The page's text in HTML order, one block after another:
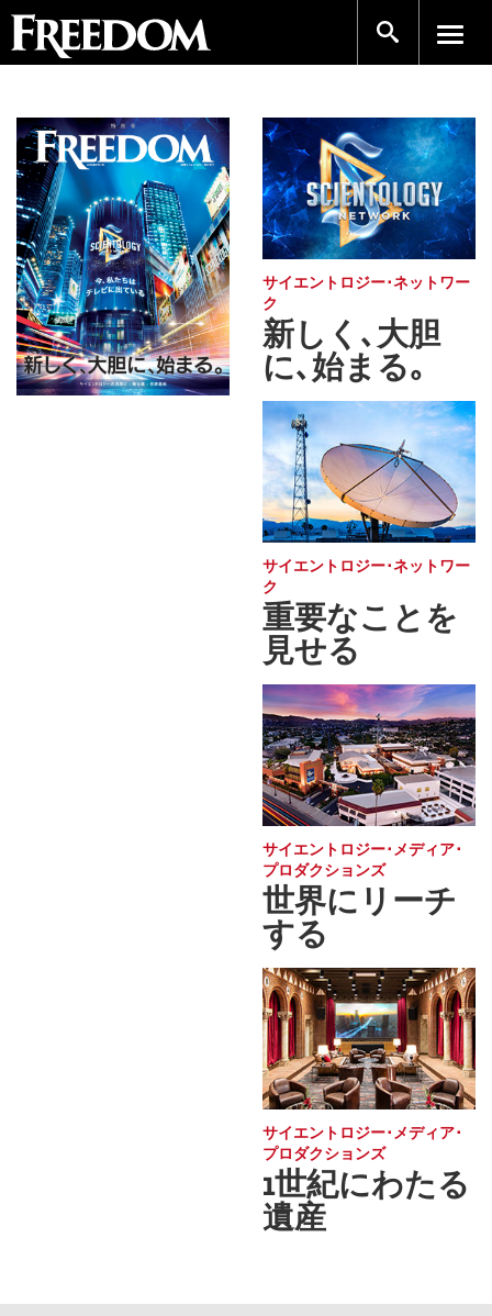
サイエントロジー･ネットワー
ク
新しく､大胆
に､始まる｡
サイエントロジー･ネットワー
ク
重要なことを
見せる
サイエントロジー･メディア･
プロダクションズ
世界にリーチ
する
サイエントロジー･メディア･
プロダクションズ
1世紀にわたる
遺産